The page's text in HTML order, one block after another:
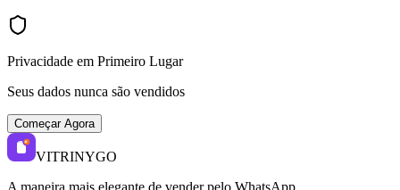
Privacidade em Primeiro Lugar
Seus dados nunca são vendidos
Começar Agora
VITRINYGO
A maneira mais elegante de vender pelo WhatsApp.